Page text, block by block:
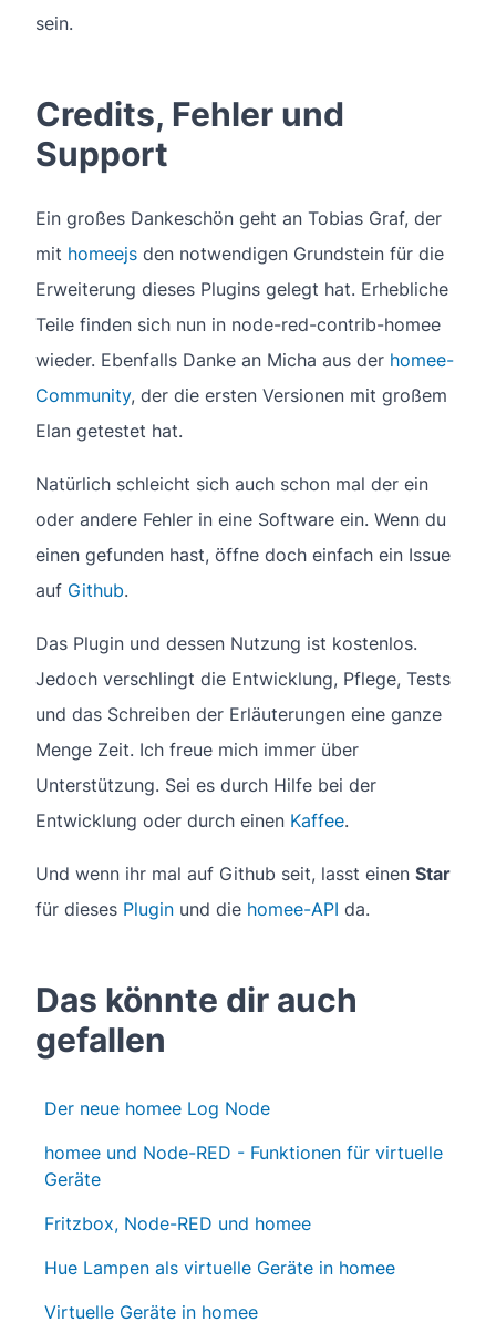
sein.
Credits, Fehler und
Support
Ein großes Dankeschön geht an Tobias Graf, der
mit homeejs den notwendigen Grundstein für die
Erweiterung dieses Plugins gelegt hat. Erhebliche
Teile finden sich nun in node-red-contrib-homee
wieder. Ebenfalls Danke an Micha aus der homee-
Community, der die ersten Versionen mit großem
Elan getestet hat.
Natürlich schleicht sich auch schon mal der ein
oder andere Fehler in eine Software ein. Wenn du
einen gefunden hast, öffne doch einfach ein Issue
auf Github.
Das Plugin und dessen Nutzung ist kostenlos.
Jedoch verschlingt die Entwicklung, Pflege, Tests
und das Schreiben der Erläuterungen eine ganze
Menge Zeit. Ich freue mich immer über
Unterstützung. Sei es durch Hilfe bei der
Entwicklung oder durch einen Kaffee.
Und wenn ihr mal auf Github seit, lasst einen Star
für dieses Plugin und die homee-API da.
Das könnte dir auch
gefallen
Der neue homee Log Node
homee und Node-RED - Funktionen für virtuelle
Geräte
Fritzbox, Node-RED und homee
Hue Lampen als virtuelle Geräte in homee
Virtuelle Geräte in homee